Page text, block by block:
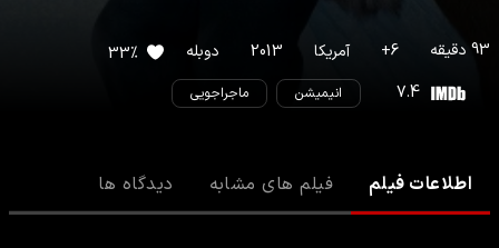
93 دقیقه 6
+ آمریکا 2013 دوبله 33%
7.4
انیمیشن ماجراجویی
اطلاعات فیلم فیلم های مشابه دیدگاه ها